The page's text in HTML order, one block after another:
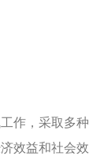
作，采取多
效益和社会